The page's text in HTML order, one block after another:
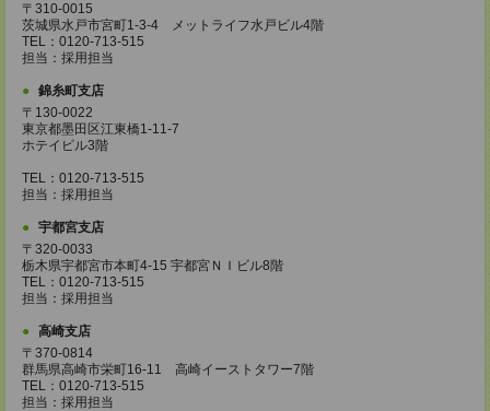
〒310-0015
茨城県水戸市宮町1-3-4 メットライフ水戸ビル4階
TEL：0120-713-515
担当：採用担当
錦糸町支店
〒130-0022
東京都墨田区江東橋1-11-7
ホテイビル3階
TEL：0120-713-515
担当：採用担当
宇都宮支店
〒320-0033
栃木県宇都宮市本町4-15 宇都宮ＮＩビル8階
TEL：0120-713-515
担当：採用担当
高崎支店
〒370-0814
群馬県高崎市栄町16-11 高崎イーストタワー7階
TEL：0120-713-515
担当：採用担当